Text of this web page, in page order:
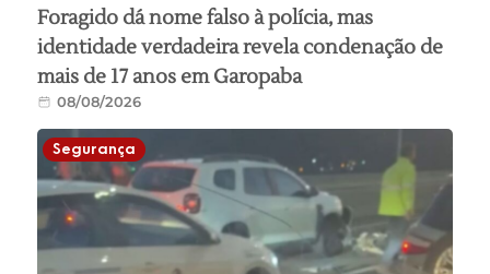
Foragido dá nome falso à polícia, mas
identidade verdadeira revela condenação de
mais de 17 anos em Garopaba
08/08/2026
Segurança